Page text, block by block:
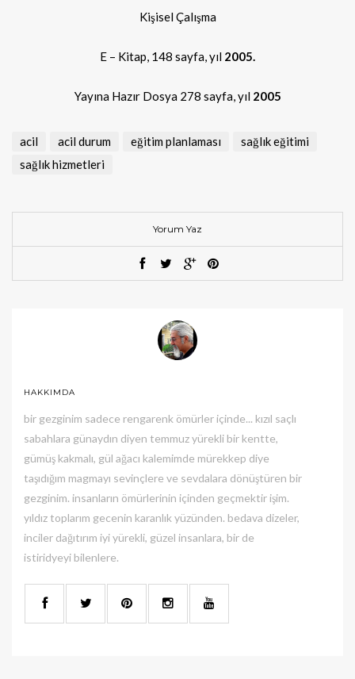
Kişisel Çalışma
E – Kitap, 148 sayfa, yıl 2005.
Yayına Hazır Dosya 278 sayfa, yıl 2005
acil acil durum eğitim planlaması
sağlık eğitimi
sağlık hizmetleri
Yorum Yaz
HAKKIMDA
bir gezginim sadece rengarenk ömürler içinde... kızıl saçlı
sabahlara günaydın diyen temmuz yürekli bir kentte,
gümüş kakmalı, gül ağacı kalemimde mürekkep diye
taşıdığım magmayı sevinçlere ve sevdalara dönüştüren bir
gezginim. insanların ömürlerinin içinden geçmektir işim.
yıldız toplarım gecenin karanlık yüzünden. bedava dizeler,
inciler dağıtırım iyi yürekli, güzel insanlara, bir de
istiridyeyi bilenlere.